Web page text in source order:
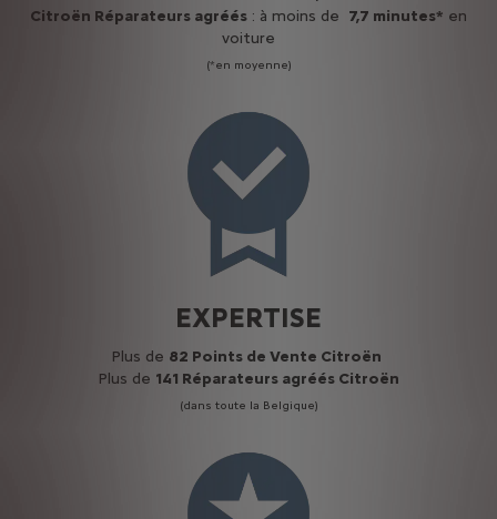
Citroën Réparateurs agréés : à moins de 7,7 minutes* en
voiture
(*en moyenne)
EXPERTISE
Plus de 82 Points de Vente Citroën
Plus de 141 Réparateurs agréés Citroën
(dans toute la Belgique)